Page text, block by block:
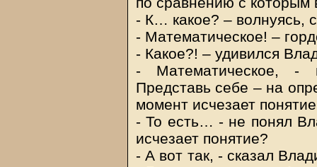
- К… какое? – волнуясь,
- Математическое! –
- Какое?! – удивился
- Математическое, -
Представь себе – на
момент исчезает
- То есть… - не понял
исчезает понятие?
- А вот так, - сказал